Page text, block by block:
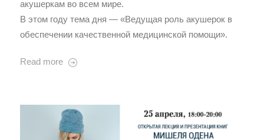
акушеркам во всем мире.
В этом году тема дня — «Ведущая роль акушерок в
обеспечении качественной медицинской помощи».
Read more